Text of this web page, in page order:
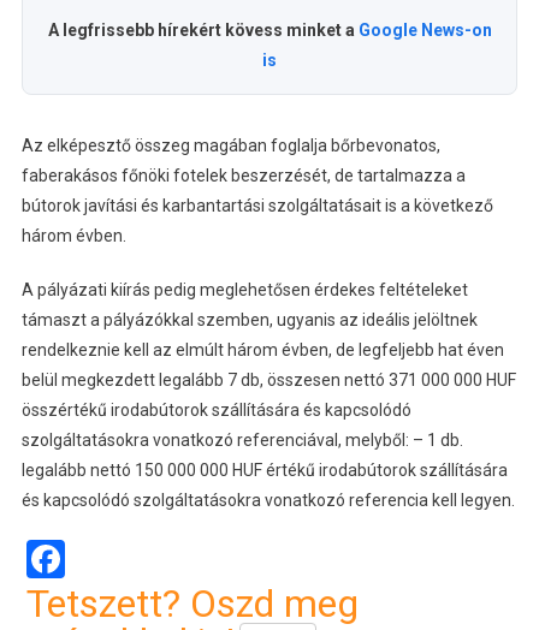
A legfrissebb hírekért kövess minket a Google News-on
is
Az elképesztő összeg magában foglalja bőrbevonatos,
faberakásos főnöki fotelek beszerzését, de tartalmazza a
bútorok javítási és karbantartási szolgáltatásait is a következő
három évben.
A pályázati kiírás pedig meglehetősen érdekes feltételeket
támaszt a pályázókkal szemben, ugyanis az ideális jelöltnek
rendelkeznie kell az elmúlt három évben, de legfeljebb hat éven
belül megkezdett legalább 7 db, összesen nettó 371 000 000 HUF
összértékű irodabútorok szállítására és kapcsolódó
szolgáltatásokra vonatkozó referenciával, melyből: – 1 db.
legalább nettó 150 000 000 HUF értékű irodabútorok szállítására
és kapcsolódó szolgáltatásokra vonatkozó referencia kell legyen.
Facebook
Tetszett? Oszd meg